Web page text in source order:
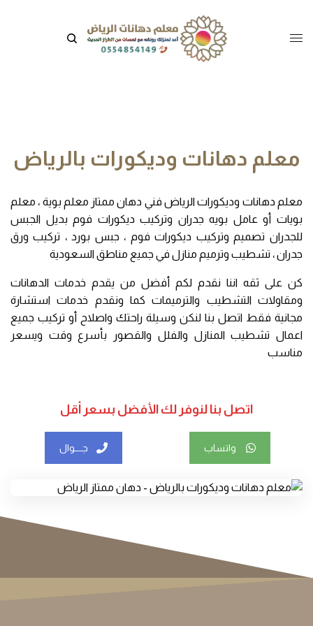
معلم دهانات وديكورات بالرياض
معلم دهانات وديكورات الرياض فني دهان ممتاز معلم بوية ، معلم
بويات أو عامل بويه جدران وتركيب ديكورات فوم بديل الجبس
للجدران تصميم وتركيب ديكورات فوم ، جبس بورد ، تركيب ورق
جدران ، تشطيب وترميم منازل في جميع مناطق السعودية
كن على ثقه اننا نقدم لكم أفضل من يقدم خدمات الدهانات
ومقاولات التشطيب والترميمات كما ونقدم خدمات استشارة
مجانية فقط اتصل بنا لنكن وسيلة راحتك واصلاح أو تركيب جميع
اعمال تشطيب المنازل والفلل والقصور بأسرع وقت ويسعر
مناسب
اتصل بنا لنوفر لك الأفضل بسعر أقل
واتساب جــــوال